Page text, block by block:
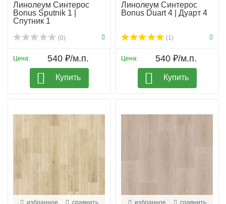
Линолеум Синтерос
Bonus Sputnik 1 |
Спутник 1
(0)
Цена: 540 ₽/м.п.
Купить
Линолеум Синтерос
Bonus Duart 4 | Дуарт 4
(1)
Цена: 540 ₽/м.п.
Купить